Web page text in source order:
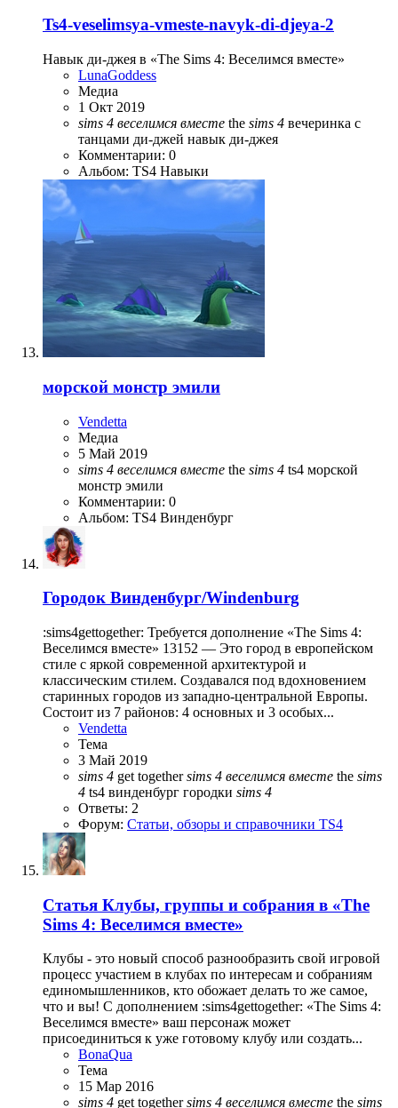
Ts4-veselimsya-vmeste-navyk-di-djeya-2
Навык ди-джея в «The Sims 4: Веселимся вместе»
LunaGoddess
Медиа
1 Окт 2019
sims 4 веселимся вместе the sims 4 вечеринка с
танцами ди-джей навык ди-джея
Комментарии: 0
Альбом: TS4 Навыки
морской монстр эмили
Vendetta
Медиа
5 Май 2019
sims 4 веселимся вместе the sims 4 ts4 морской
монстр эмили
Комментарии: 0
Альбом: TS4 Винденбург
Городок Винденбург/Windenburg
:sims4gettogether: Требуется дополнение «The Sims 4:
Веселимся вместе» 13152 — Это город в европейском
стиле с яркой современной архитектурой и
классическим стилем. Создавался под вдохновением
старинных городов из западно-центральной Европы.
Состоит из 7 районов: 4 основных и 3 особых...
Vendetta
Тема
3 Май 2019
sims 4 get togethersims 4 веселимся вместе the sims
4 ts4 винденбург городки sims 4
Ответы: 2
Форум: Статьи, обзоры и справочники TS4
Статья Клубы, группы и собрания в «The
Sims 4: Веселимся вместе»
Клубы - это новый способ разнообразить свой игровой
процесс участием в клубах по интересам и собраниям
единомышленников, кто обожает делать то же самое,
что и вы! С дополнением :sims4gettogether: «The Sims 4:
Веселимся вместе» ваш персонаж может
присоединиться к уже готовому клубу или создать...
BonaQua
Тема
15 Мар 2016
sims 4 get togethersims 4 веселимся вместе the sims